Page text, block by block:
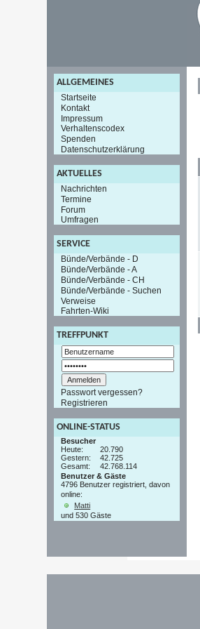
ALLGEMEINES
Startseite
Kontakt
Impressum
Verhaltenscodex
Spenden
Datenschutzerklärung
AKTUELLES
Nachrichten
Termine
Forum
Umfragen
SERVICE
Bünde/Verbände - D
Bünde/Verbände - A
Bünde/Verbände - CH
Bünde/Verbände - Suchen
Verweise
Fahrten-Wiki
TREFFPUNKT
Passwort vergessen?
Registrieren
ONLINE-STATUS
Besucher
Heute:
20.790
Gestern:
42.725
Gesamt:
42.768.114
Benutzer & Gäste
4796 Benutzer registriert, davon
online:
Matti
und 530 Gäste